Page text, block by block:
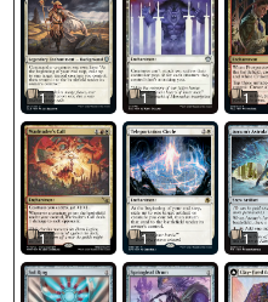
1 1 1
1 1 1